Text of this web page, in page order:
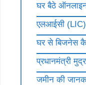
घर बैठे
एलआईसी
घर से बिजनेस
प्रधानमंत्री
जमीन की